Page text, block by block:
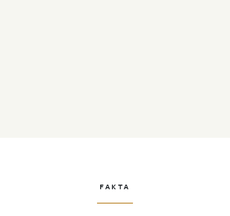
FAKTA